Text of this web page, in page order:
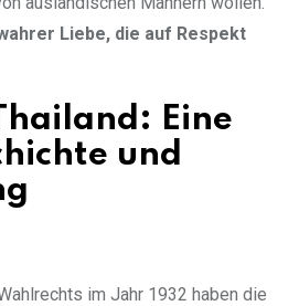
Liebe, die auf Respekt
Eine
und
im Jahr 1932 haben die